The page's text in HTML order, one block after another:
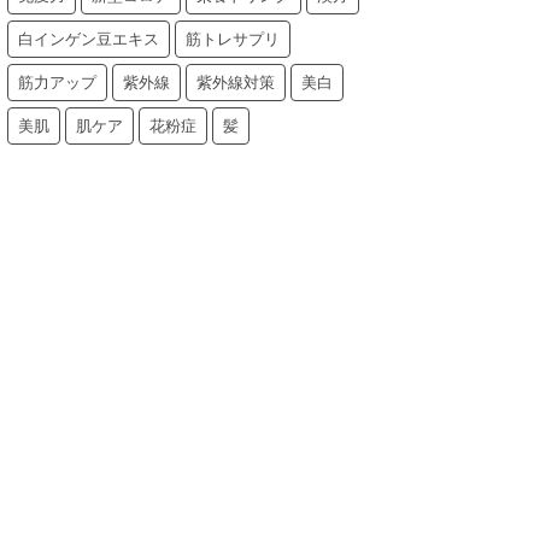
白インゲン豆エキス 筋トレサプリ
筋力アップ 紫外線 紫外線対策 美白
美肌 肌ケア 花粉症 髪